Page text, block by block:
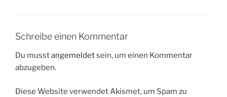
Schreibe einen Kommentar
Du musstangemeldetsein, um einen Kommentar
abzugeben.
Diese Website verwendet Akismet, um Spam zu